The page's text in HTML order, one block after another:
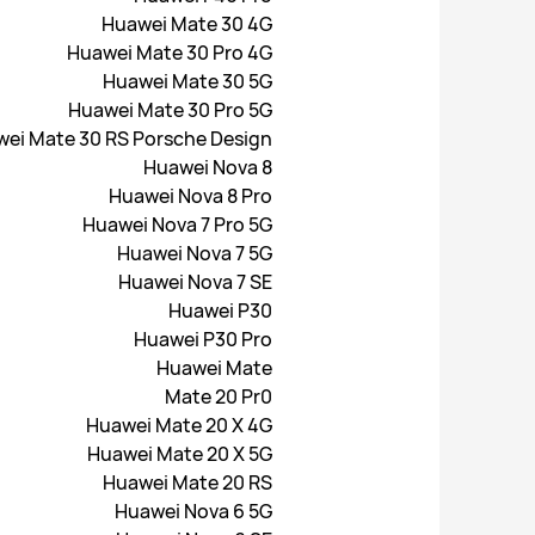
Huawei Mate 30 4G
Huawei Mate 30 Pro 4G
Huawei Mate 30 5G
Huawei Mate 30 Pro 5G
Mate 30 RS Porsche Design
Huawei Nova 8
Huawei Nova 8 Pro
Huawei Nova 7 Pro 5G
Huawei Nova 7 5G
Huawei Nova 7 SE
Huawei P30
Huawei P30 Pro
Huawei Mate
Mate 20 Pr0
Huawei Mate 20 X 4G
Huawei Mate 20 X 5G
Huawei Mate 20 RS
Huawei Nova 6 5G